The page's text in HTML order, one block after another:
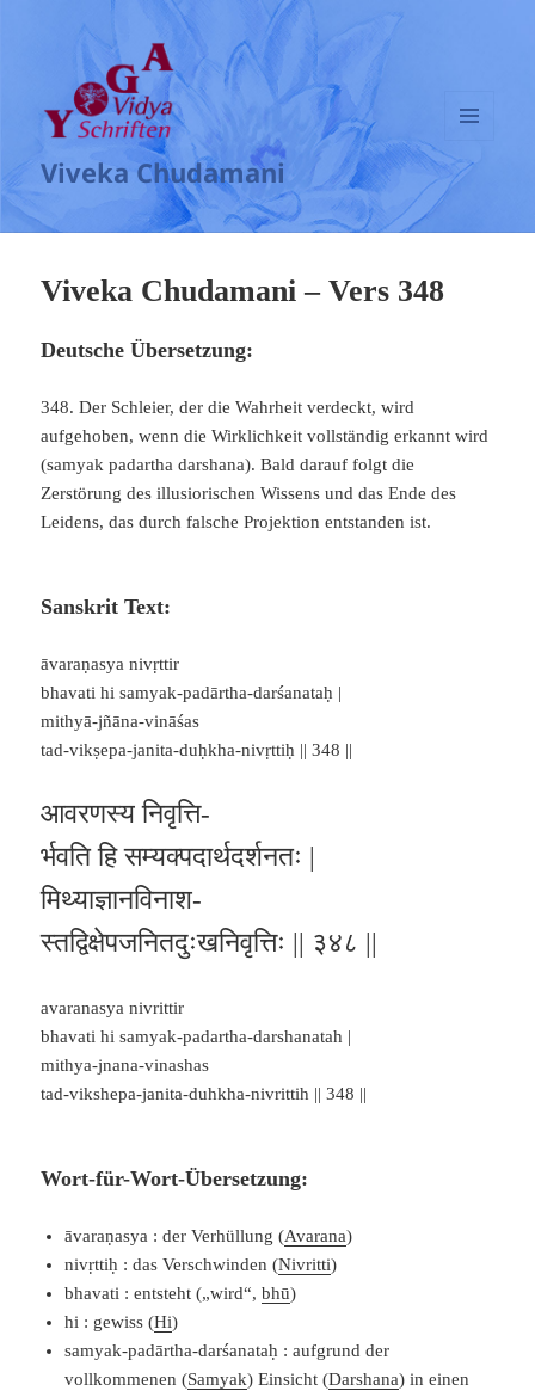
Viveka Chudamani
UND
WIDGETS
Viveka Chudamani – Vers 348
Deutsche Übersetzung:
348. Der Schleier, der die Wahrheit verdeckt, wird
aufgehoben, wenn die Wirklichkeit vollständig erkannt wird
(samyak padartha darshana). Bald darauf folgt die
Zerstörung des illusiorischen Wissens und das Ende des
Leidens, das durch falsche Projektion entstanden ist.
Sanskrit Text:
āvaraṇasya nivṛttir
bhavati hi samyak-padārtha-darśanataḥ |
mithyā-jñāna-vināśas
tad-vikṣepa-janita-duḥkha-nivṛttiḥ || 348 ||
आवरणस्य निवृत्ति-
र्भवति हि सम्यक्पदार्थदर्शनतः |
मिथ्याज्ञानविनाश-
स्तद्विक्षेपजनितदुःखनिवृत्तिः || ३४८ ||
avaranasya nivrittir
bhavati hi samyak-padartha-darshanatah |
mithya-jnana-vinashas
tad-vikshepa-janita-duhkha-nivrittih || 348 ||
Wort-für-Wort-Übersetzung:
āvaraṇasya : der Verhüllung (Avarana)
nivṛttiḥ : das Verschwinden (Nivritti)
bhavati : entsteht („wird“,bhū)
hi : gewiss (Hi)
samyak-padārtha-darśanataḥ : aufgrund der
vollkommenen (Samyak) Einsicht (Darshana) in einen